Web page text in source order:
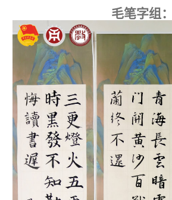
毛笔字组：